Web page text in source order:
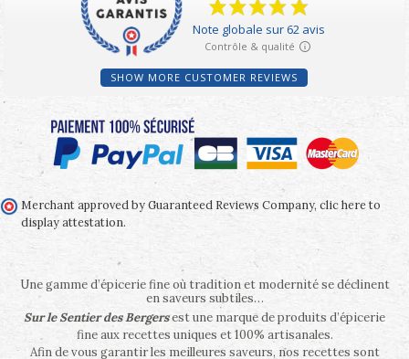
SHOW MORE CUSTOMER REVIEWS
Merchant approved by Guaranteed Reviews Company, clic here to
display attestation.
Une gamme d’épicerie fine où tradition et modernité se déclinent
en saveurs subtiles…
Sur le Sentier des Bergersest une marque de produits d’épicerie
fine aux recettes uniques et 100% artisanales.
Afin de vous garantir les meilleures saveurs, nos recettes sont